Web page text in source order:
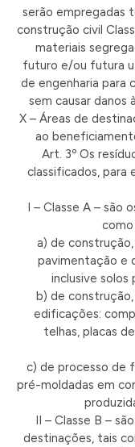
serão empregadas
construção civil
materiais
futuro e/ou futura
de engenharia para
sem causar danos
X – Áreas de
ao
Art. 3º Os
classificados, para
I – Classe A – são
a) de
pavimentação e
inclusive
b) de
edificações:
telhas, placas
c) de processo de
pré-moldadas em
II – Classe B –
destinações, tais